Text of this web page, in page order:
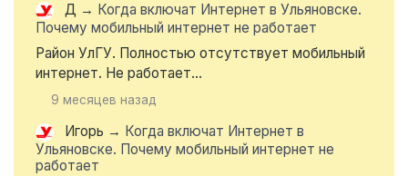
Д → Когда включат Интернет в Ульяновске.
Почему мобильный интернет не работает
Район УлГУ. Полностью отсутствует мобильный
интернет. Не работает...
9 месяцев назад
Игорь → Когда включат Интернет в
Ульяновске. Почему мобильный интернет не
работает